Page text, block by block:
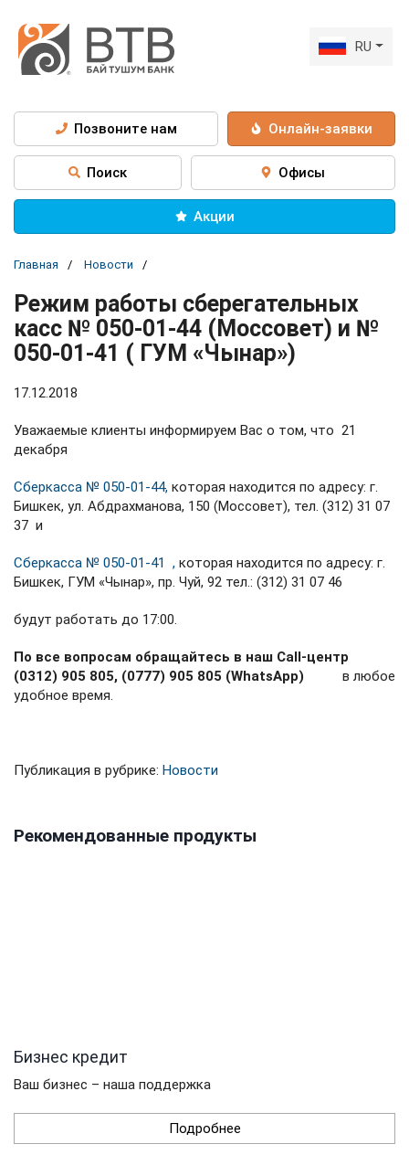
RU
Позвоните нам Онлайн-заявки
Поиск Офисы
Акции
Главная Новости
Режим работы сберегательных
касс № 050-01-44 (Моссовет) и №
050-01-41 ( ГУМ «Чынар»)
17.12.2018
Уважаемые клиенты информируем Вас о том, что 21
декабря
Сберкасса № 050-01-44, которая находится по адресу: г.
Бишкек, ул. Абдрахманова, 150 (Моссовет), тел. (312) 31 07
37 и
Сберкасса № 050-01-41 , которая находится по адресу: г.
Бишкек, ГУМ «Чынар», пр. Чуй, 92 тел.: (312) 31 07 46
будут работать до 17:00.
По все вопросам обращайтесь в наш Call-центр
(0312) 905 805, (0777) 905 805 (WhatsApp)
в любое
удобное время.
Публикация в рубрике: Новости
Рекомендованные продукты
Бизнес кредит
Ваш бизнес – наша поддержка
Подробнее